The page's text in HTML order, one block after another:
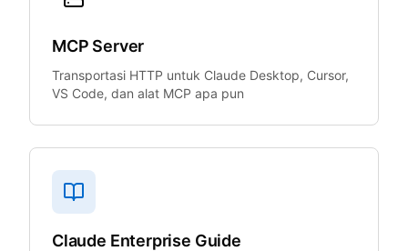
MCP Server
Transportasi HTTP untuk Claude Desktop, Cursor,
VS Code, dan alat MCP apa pun
Claude Enterprise Guide